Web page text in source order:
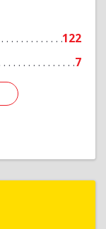
122
7
Подробнее